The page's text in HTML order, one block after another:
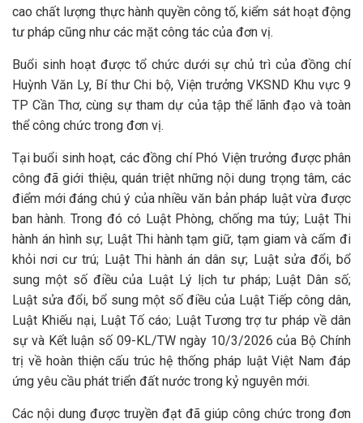
cao chất lượng thực hành quyền công tố, kiểm sát hoạt động
tư pháp cũng như các mặt công tác của đơn vị.
Buổi sinh hoạt được tổ chức dưới sự chủ trì của đồng chí
Huỳnh Văn Ly, Bí thư Chi bộ, Viện trưởng VKSND Khu vực 9
TP Cần Thơ, cùng sự tham dự của tập thể lãnh đạo và toàn
thể công chức trong đơn vị.
Tại buổi sinh hoạt, các đồng chí Phó Viện trưởng được phân
công đã giới thiệu, quán triệt những nội dung trọng tâm, các
điểm mới đáng chú ý của nhiều văn bản pháp luật vừa được
ban hành. Trong đó có Luật Phòng, chống ma túy; Luật Thi
hành án hình sự; Luật Thi hành tạm giữ, tạm giam và cấm đi
khỏi nơi cư trú; Luật Thi hành án dân sự; Luật sửa đổi, bổ
sung một số điều của Luật Lý lịch tư pháp; Luật Dân số;
Luật sửa đổi, bổ sung một số điều của Luật Tiếp công dân,
Luật Khiếu nại, Luật Tố cáo; Luật Tương trợ tư pháp về dân
sự và Kết luận số 09-KL/TW ngày 10/3/2026 của Bộ Chính
trị về hoàn thiện cấu trúc hệ thống pháp luật Việt Nam đáp
ứng yêu cầu phát triển đất nước trong kỷ nguyên mới.
Các nội dung được truyền đạt đã giúp công chức trong đơn